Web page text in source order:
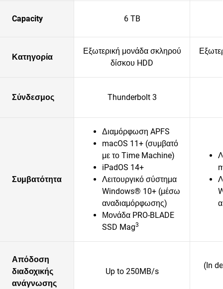
Capacity 6 TB
Κατηγορία
Εξωτερική μονάδα σκληρού
δίσκου HDD
Σύνδεσμος Thunderbolt 3
Συμβατότητα
Διαμόρφωση APFS
macOS 11+ (συμβατό
με το Time Machine)
iPadOS 14+
Λειτουργικό σύστημα
Windows® 10+ (μέσω
αναδιαμόρφωσης)
Μονάδα PRO-BLADE
SSD Mag3
Απόδοση
διαδοχικής
ανάγνωσης
Up to 250MB/s
(In